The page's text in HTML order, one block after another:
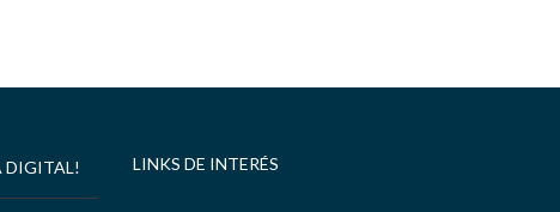
DIGITAL! LINKS DE INTERÉS